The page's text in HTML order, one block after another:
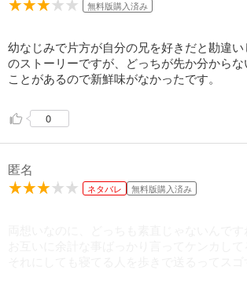
無料版購入済み
幼なじみで片方が自分の兄を好きだと勘違
のストーリーですが、どっちが先か分から
ことがあるので新鮮味がなかったです。
0
匿名
ネタバレ 無料版購入済み